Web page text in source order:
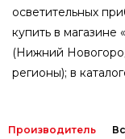
осветительных
купить в магазине
(Нижний
регионы); в
Производитель